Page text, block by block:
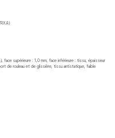
supérieure : 1,0 mm, face inférieure : tissu, épaisseur
de rouleau et de glissière, tissu antistatique, faible